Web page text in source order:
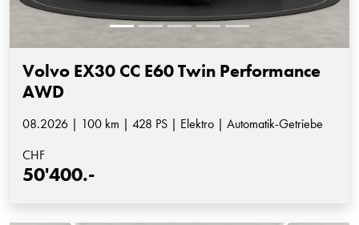
Volvo EX30 CC E60 Twin Performance
AWD
08.2026 | 100 km | 428 PS | Elektro | Automatik-Getriebe
CHF
50'400.-